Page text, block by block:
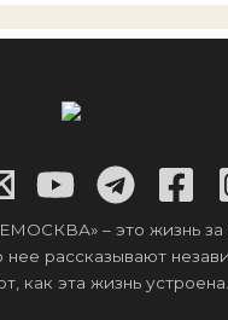
– это жизнь за
нее рассказывают
как эта жизнь